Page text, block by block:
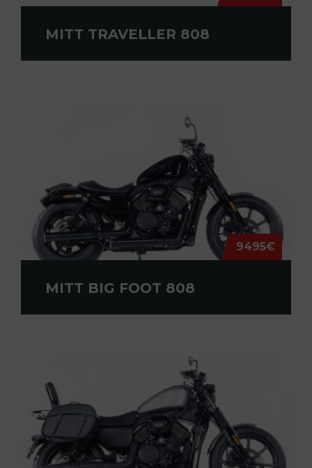
MITT TRAVELLER 808
9495€
MITT BIG FOOT 808